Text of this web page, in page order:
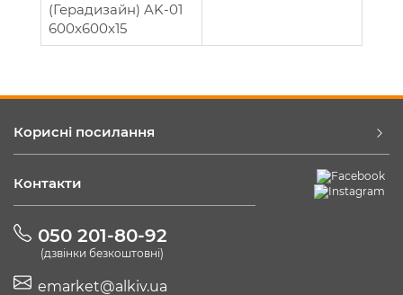
(Герадизайн) AK-01
600x600x15
Корисні посилання
Контакти
050 201-80-92
(дзвінки безкоштовні)
emarket@alkiv.ua